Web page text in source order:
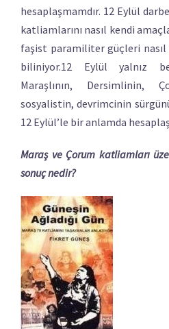
hesaplaşmamdır. 12 Eylül
katliamlarını nasıl kendi
faşist paramiliter güçleri nasıl
biliniyor.12 Eylül yalnız
Maraşlının, Dersimlinin,
sosyalistin, devrimcinin
12 Eylül’le bir anlamda
Maraş ve Çorum katliamları
sonuç nedir?